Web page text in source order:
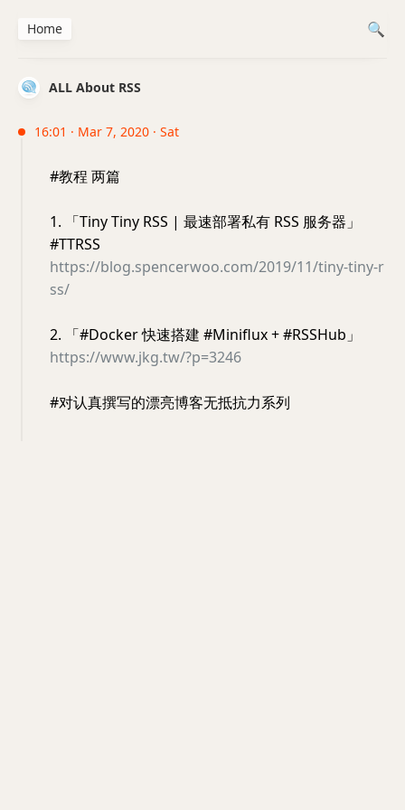
ALL About RSS
16:01 · Mar 7, 2020 · Sat
#教程 两篇
1. 「Tiny Tiny RSS | 最速部署私有 RSS 服务器」
#TTRSS
https://blog.spencerwoo.com/2019/11/tiny-tiny-r
ss/
2. 「#Docker 快速搭建 #Miniflux + #RSSHub」
https://www.jkg.tw/?p=3246
#对认真撰写的漂亮博客无抵抗力系列
Home